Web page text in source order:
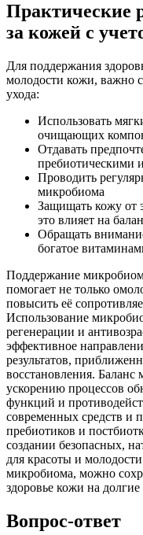
Практические
за кожей с
Для поддержания
молодости кожи, важно
ухода:
Использовать
очищающих
Отдавать
пребиотическими
Проводить
микробиома
Защищать кожу от
это влияет на
Обращать
богатое
Поддержание
помогает не только
повысить её
Использование
регенерации и
эффективное
результатов,
восстановления. Баланс
ускорению процессов
функций и
современных средств и
пребиотиков и
создании безопасных,
для красоты и
микробиома, можно
здоровье кожи на
Вопрос-ответ